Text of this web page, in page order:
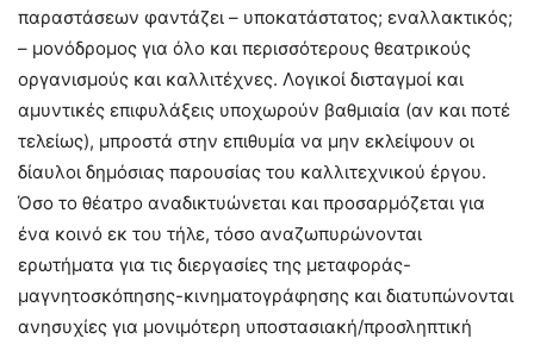
παραστάσεων φαντάζει – υποκατάστατος; εναλλακτικός;
– μονόδρομος για όλο και περισσότερους θεατρικούς
οργανισμούς και καλλιτέχνες. Λογικοί δισταγμοί και
αμυντικές επιφυλάξεις υποχωρούν βαθμιαία (αν και ποτέ
τελείως), μπροστά στην επιθυμία να μην εκλείψουν οι
δίαυλοι δημόσιας παρουσίας του καλλιτεχνικού έργου.
Όσο το θέατρο αναδικτυώνεται και προσαρμόζεται για
ένα κοινό εκ του τήλε, τόσο αναζωπυρώνονται
ερωτήματα για τις διεργασίες της μεταφοράς-
μαγνητοσκόπησης-κινηματογράφησης και διατυπώνονται
ανησυχίες για μονιμότερη υποστασιακή/προσληπτική